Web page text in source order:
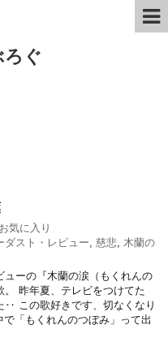
ろぐ
お気に入り
ダスト・レビュー 慈悲
木蘭の
ューの『木蘭の涙（もくれんの
。 昨年夏、テレビをつけてた
‥ この歌好きです、切なくなり
「もくれんのつぼみ」って出